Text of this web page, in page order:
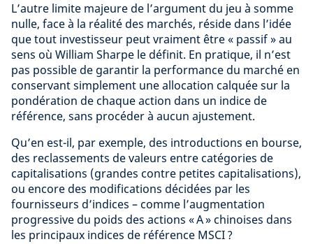
L’autre limite majeure de l’argument du jeu à somme
nulle, face à la réalité des marchés, réside dans l’idée
que tout investisseur peut vraiment être « passif » au
sens où William Sharpe le définit. En pratique, il n’est
pas possible de garantir la performance du marché en
conservant simplement une allocation calquée sur la
pondération de chaque action dans un indice de
référence, sans procéder à aucun ajustement.
Qu’en est-il, par exemple, des introductions en bourse,
des reclassements de valeurs entre catégories de
capitalisations (grandes contre petites capitalisations),
ou encore des modifications décidées par les
fournisseurs d’indices – comme l’augmentation
progressive du poids des actions « A » chinoises dans
les principaux indices de référence MSCI ?